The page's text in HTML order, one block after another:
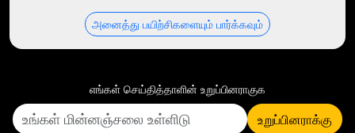
அனைத்து பயிற்சிகளையும் பார்க்கவும்
எங்கள் செய்தித்தாளின் உறுப்பினராகுக
உறுப்பினராக்கு